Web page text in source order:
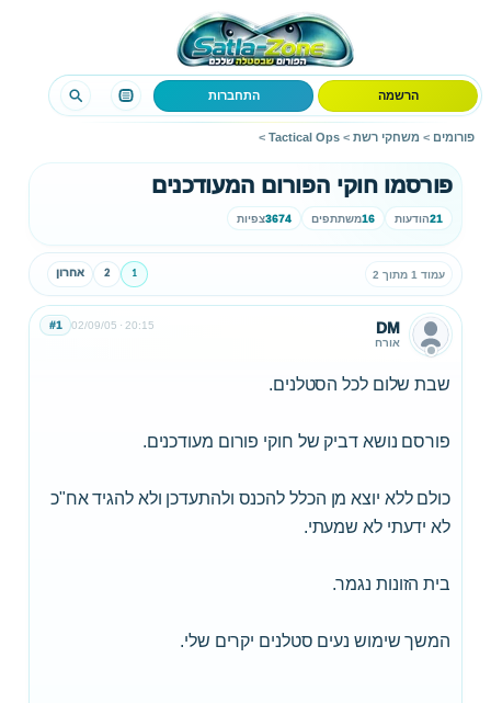
הרשמה התחברות
פורומים > משחקי רשת >
Tactical Ops
>
פורסמו חוקי הפורום המעודכנים
21הודעות 16משתתפים 3674צפיות
עמוד 1 מתוך 2 1
2 אחרון
DM
אורח
02/09/05 20:15
#1
שבת שלום לכל הסטלנים.
פורסם נושא דביק של חוקי פורום מעודכנים.
כולם ללא יוצא מן הכלל להכנס ולהתעדכן ולא להגיד אח"כ
לא ידעתי לא שמעתי.
בית הזונות נגמר.
המשך שימוש נעים סטלנים יקרים שלי.